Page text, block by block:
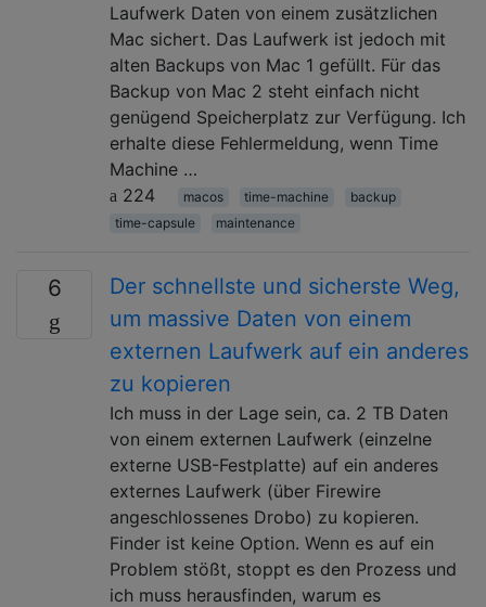
Laufwerk Daten von einem zusätzlichen
Mac sichert. Das Laufwerk ist jedoch mit
alten Backups von Mac 1 gefüllt. Für das
Backup von Mac 2 steht einfach nicht
genügend Speicherplatz zur Verfügung. Ich
erhalte diese Fehlermeldung, wenn Time
Machine …
224
macos time-machine
backup
time-capsule
maintenance
6
Der schnellste und sicherste Weg,
um massive Daten von einem
externen Laufwerk auf ein anderes
zu kopieren
Ich muss in der Lage sein, ca. 2 TB Daten
von einem externen Laufwerk (einzelne
externe USB-Festplatte) auf ein anderes
externes Laufwerk (über Firewire
angeschlossenes Drobo) zu kopieren.
Finder ist keine Option. Wenn es auf ein
Problem stößt, stoppt es den Prozess und
ich muss herausfinden, warum es